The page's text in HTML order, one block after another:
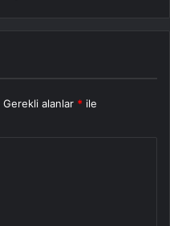
Gerekli alanlar * ile